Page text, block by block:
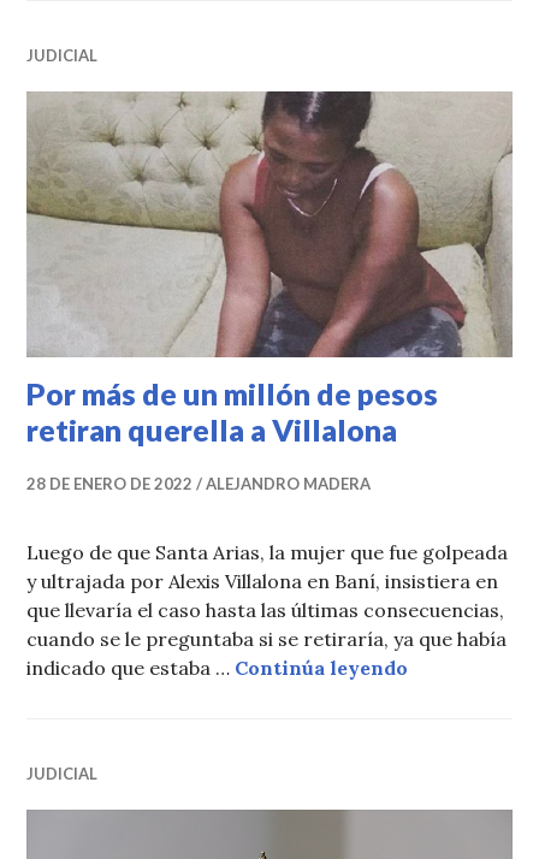
JUDICIAL
Por más de un millón de pesos
retiran querella a Villalona
28 DE ENERO DE 2022 ALEJANDRO MADERA
Luego de que Santa Arias, la mujer que fue golpeada
y ultrajada por Alexis Villalona en Baní, insistiera en
que llevaría el caso hasta las últimas consecuencias,
cuando se le preguntaba si se retiraría, ya que había
indicado que estaba … Continúa leyendo
JUDICIAL